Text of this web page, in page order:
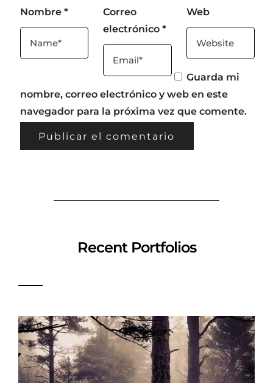
Nombre *
Correo
electrónico*
Web
Guarda mi
nombre, correo electrónico y web en este
navegador para la próxima vez que comente.
Recent Portfolios